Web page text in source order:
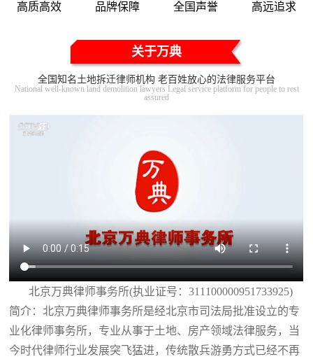
高质高效 品牌保障 全国声誉 高远追求
关于万典
全国知名土地拆迁律师机构 老百姓放心的法律服务平台
National well-known land demolition lawyers Legal service platform for people to rest
assured
北京万典律师事务所(执业证号：311100000951733925)
简介：北京万典律师事务所是经北京市司法局批准设立的专
业化律师事务所，专业从事于土地、房产领域法律服务，当
今时代律师行业发展突飞猛进，传统散兵游勇方式已经不再